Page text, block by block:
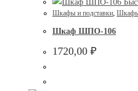
Шкафы и подставки,
Шкаф ШПО-106
1720,00 ₽